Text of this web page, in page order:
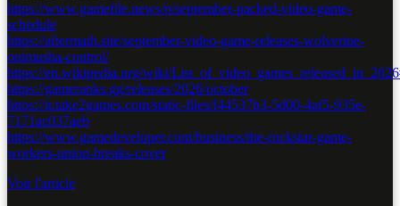
https://www.gamefile.news/p/september-packed-video-game-
schedule
https://aftermath.site/september-video-game-releases-wolverine-
onimusha-control/
https://en.wikipedia.org/wiki/
https://gameranks.gg/releases/2026/october
https://ir.take2games.com/static-files/f44537b3-5d00-4af5-935e-
7171ac037aeb
https://www.gamedeveloper.com/business/the-rockstar-game-
workers-union-breaks-cover
Voir l'article